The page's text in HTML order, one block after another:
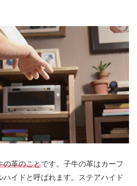
の革のことです。子牛の革はカーフ
ハイドと呼ばれます。ステアハイド